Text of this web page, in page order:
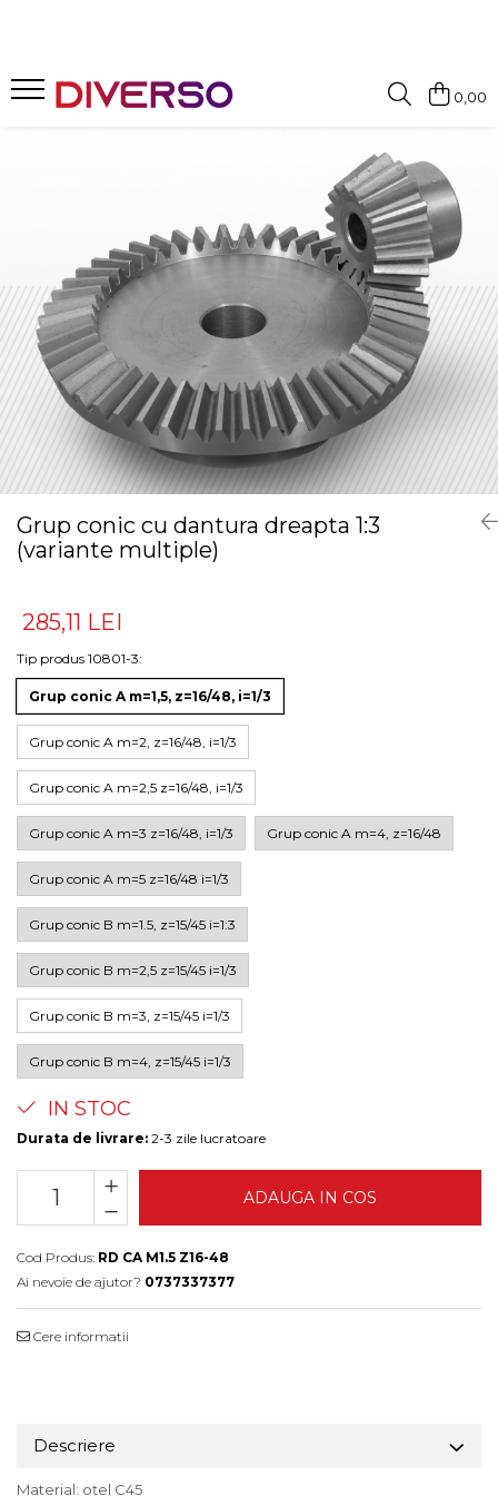
TPU
HIPS
PMMA
MULTIMATERIAL
0,00
Grup conic cu dantura dreapta 1:3
(variante multiple)
285,11 LEI
Tip produs 10801-3:
Grup conic A m=1,5, z=16/48, i=1/3
Grup conic A m=2, z=16/48, i=1/3
Grup conic A m=2,5 z=16/48, i=1/3
Grup conic A m=3 z=16/48, i=1/3 Grup conic A m=4, z=16/48
Grup conic A m=5 z=16/48 i=1/3
Grup conic B m=1.5, z=15/45 i=1:3
Grup conic B m=2,5 z=15/45 i=1/3
Grup conic B m=3, z=15/45 i=1/3
Grup conic B m=4, z=15/45 i=1/3
IN STOC
Durata de livrare: 2-3 zile lucratoare
ADAUGA IN COS
Cod Produs: RD CA M1.5 Z16-48
Ai nevoie de ajutor? 0737337377
Cere informatii
Descriere
Material: oțel C45